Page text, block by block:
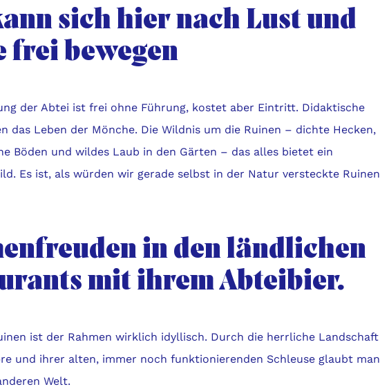
sich hier nach Lust und
frei bewegen
der Abtei ist frei ohne Führung, kostet aber Eintritt. Didaktische
das Leben der Mönche. Die Wildnis um die Ruinen – dichte Hecken,
Böden und wildes Laub in den Gärten – das alles bietet ein
Es ist, als würden wir gerade selbst in der Natur versteckte Ruinen
in den ländlichen
mit ihrem Abteibier.
ist der Rahmen wirklich idyllisch. Durch die herrliche Landschaft
und ihrer alten, immer noch funktionierenden Schleuse glaubt man
Welt.